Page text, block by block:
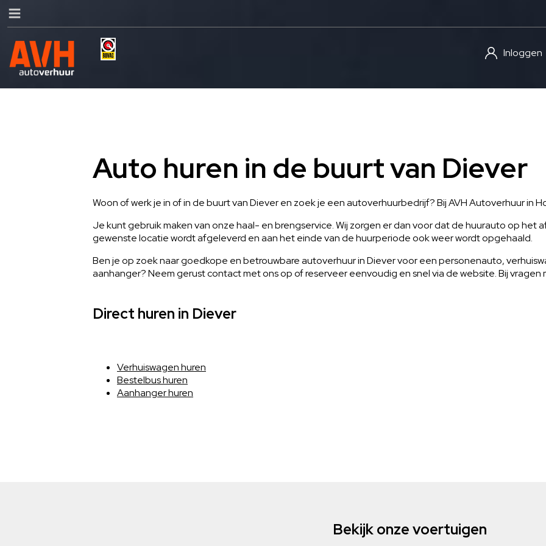
Inloggen
Auto huren in de buurt van Diever
Woon of werk je in of in de buurt van Diever en zoek je een autoverhuurbedrijf? Bij AVH Autoverhuur in
Je kunt gebruik maken van onze haal- en brengservice. Wij zorgen er dan voor dat de huurauto op het
gewenste locatie wordt afgeleverd en aan het einde van de huurperiode ook weer wordt opgehaald.
Ben je op zoek naar goedkope en betrouwbare autoverhuur in Diever voor een personenauto,
aanhanger? Neem gerust contact met ons op of reserveer eenvoudig en snel via de website. Bij vragen
Direct huren in Diever
Verhuiswagen huren
Bestelbus huren
Aanhanger huren
Bekijk onze voertuigen